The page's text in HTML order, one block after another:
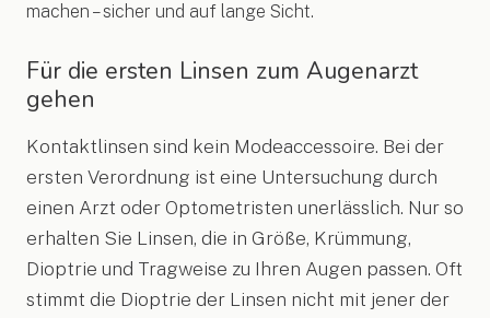
machen – sicher und auf lange Sicht.
Für die ersten Linsen zum Augenarzt
gehen
Kontaktlinsen sind kein Modeaccessoire. Bei der
ersten Verordnung ist eine Untersuchung durch
einen Arzt oder Optometristen unerlässlich. Nur so
erhalten Sie Linsen, die in Größe, Krümmung,
Dioptrie und Tragweise zu Ihren Augen passen. Oft
stimmt die Dioptrie der Linsen nicht mit jener der